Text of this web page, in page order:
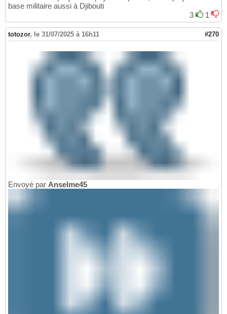
base militaire aussi à Djibouti
3
1
totozor, le 31/07/2025 à 16h11 #270
Envoyé par Anselme45